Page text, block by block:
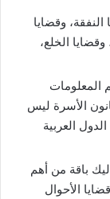
وقضايا
الخلع،
الأسرة ليس
العربية
باقة من أهم
الأحوال